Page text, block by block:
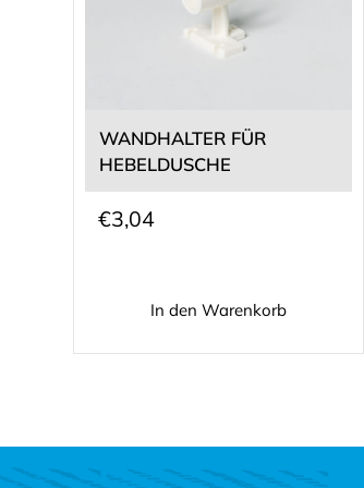
WANDHALTER FÜR
HEBELDUSCHE
€3,04
In den Warenkorb